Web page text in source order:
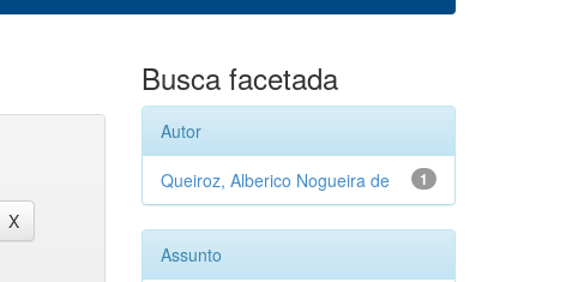
Busca facetada
Autor
1
Queiroz, Alberico Nogueira de
Assunto